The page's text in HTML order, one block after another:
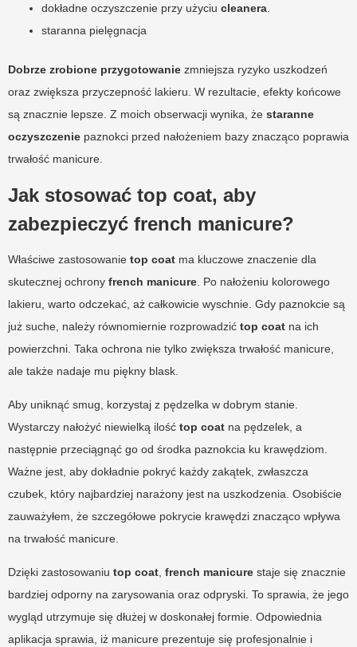
dokładne oczyszczenie przy użyciu cleanera
staranna pielęgnacja
Dobrze zrobione przygotowanie zmniejsza ryzyko uszkodzeń
oraz zwiększa przyczepność lakieru. W rezultacie, efekty końcowe
są znacznie lepsze. Z moich obserwacji wynika, że staranne
oczyszczenie paznokci przed nałożeniem bazy znacząco poprawia
trwałość manicure.
Jak stosować top coat, aby
zabezpieczyć french manicure?
Właściwe zastosowanie top coat ma kluczowe znaczenie dla
skutecznej ochrony french manicure . Po nałożeniu kolorowego
lakieru, warto odczekać, aż całkowicie wyschnie. Gdy paznokcie są
już suche, należy równomiernie rozprowadzić top coat na ich
powierzchni. Taka ochrona nie tylko zwiększa trwałość manicure,
ale także nadaje mu piękny blask.
Aby uniknąć smug, korzystaj z pędzelka w dobrym stanie.
Wystarczy nałożyć niewielką ilość top coat na pędzelek, a
następnie przeciągnąć go od środka paznokcia ku krawędziom.
Ważne jest, aby dokładnie pokryć każdy zakątek, zwłaszcza
czubek, który najbardziej narażony jest na uszkodzenia. Osobiście
zauważyłem, że szczegółowe pokrycie krawędzi znacząco wpływa
na trwałość manicure.
Dzięki zastosowaniu top coat french manicure staje się znacznie
bardziej odporny na zarysowania oraz odpryski. To sprawia, że jego
wygląd utrzymuje się dłużej w doskonałej formie. Odpowiednia
aplikacja sprawia, iż manicure prezentuje się profesjonalnie i